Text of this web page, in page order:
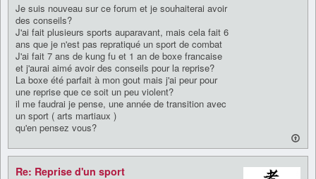
Je suis nouveau sur ce forum et je souhaiterai avoir
des conseils?
J'ai fait plusieurs sports auparavant, mais cela fait 6
ans que je n'est pas repratiqué un sport de combat
J'ai fait 7 ans de kung fu et 1 an de boxe francaise
et j'aurai aimé avoir des conseils pour la reprise?
La boxe été parfait à mon gout mais j'ai peur pour
une reprise que ce soit un peu violent?
il me faudrai je pense, une année de transition avec
un sport ( arts martiaux )
qu'en pensez vous?
Re: Reprise d'un sport